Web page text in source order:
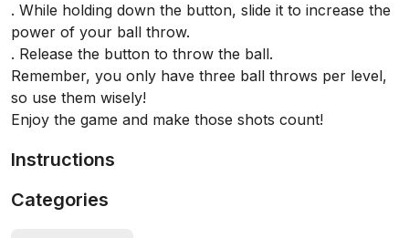
. While holding down the button, slide it to increase the
power of your ball throw.
. Release the button to throw the ball.
Remember, you only have three ball throws per level,
so use them wisely!
Enjoy the game and make those shots count!
Instructions
Categories